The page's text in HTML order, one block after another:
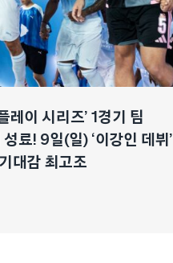
레이 시리즈’ 1경기 팀
료! 9일(일) ‘이강인 데뷔’
대감 최고조